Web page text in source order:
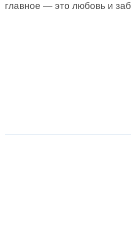
главное — это любовь и